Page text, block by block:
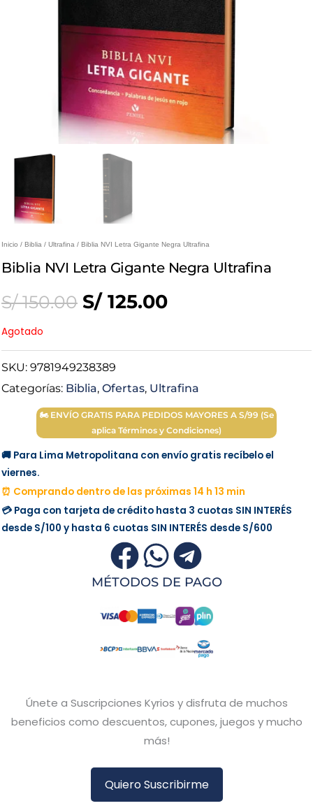
Inicio / Biblia / Ultrafina / Biblia NVI Letra Gigante Negra Ultrafina
Biblia NVI Letra Gigante Negra Ultrafina
S/150.00 Original
was:
S/ 150.00.
S/125.00Current
S/ 125.00.
Agotado
SKU: 9781949238389
Categorías: Biblia, Ofertas, Ultrafina
🏍 ENVÍO GRATIS PARA PEDIDOS MAYORES A S/99 (Se
aplica Términos y Condiciones)
🚚 Para Lima Metropolitana con envío gratis recíbelo el
viernes.
⏰ Comprando dentro de las próximas 14 h 13 min
💳 Paga con tarjeta de crédito hasta 3 cuotas SIN INTERÉS
desde S/100 y hasta 6 cuotas SIN INTERÉS desde S/600
MÉTODOS DE PAGO
Únete a Suscripciones Kyrios y disfruta de muchos
beneficios como descuentos, cupones, juegos y mucho
más!
Quiero Suscribirme